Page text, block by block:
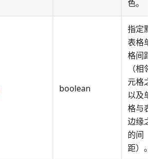
色。
boolean
指定默
表格单
格间距
（相邻
元格之
以及单
格与表
边缘之
的间
距）。